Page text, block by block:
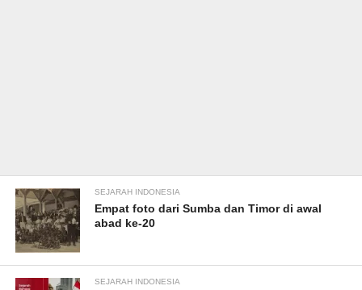
SEJARAH INDONESIA
Empat foto dari Sumba dan Timor di awal
abad ke-20
SEJARAH INDONESIA